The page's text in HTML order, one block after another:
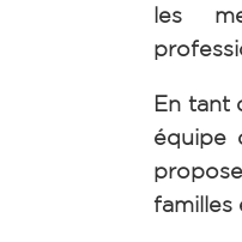
les
En tant
équipe
familles